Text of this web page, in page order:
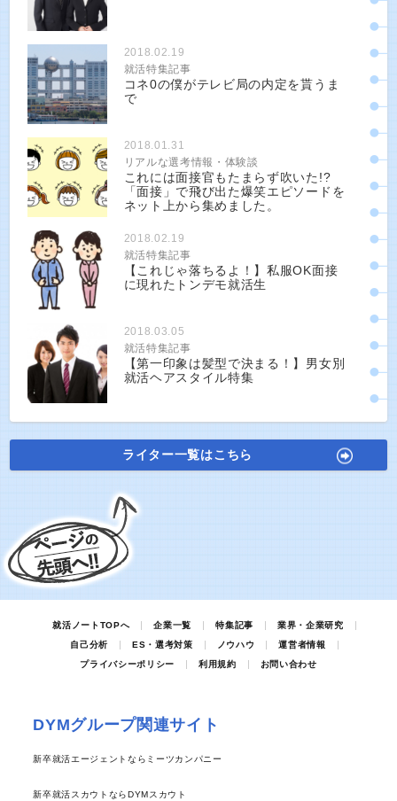
2018.02.19
就活特集記事
コネ0の僕がテレビ局の内定を貰うま
で
2018.01.31
リアルな選考情報・体験談
これには面接官もたまらず吹いた!?
「面接」で飛び出た爆笑エピソードを
ネット上から集めました。
2018.02.19
就活特集記事
【これじゃ落ちるよ！】私服OK面接
に現れたトンデモ就活生
2018.03.05
就活特集記事
【第一印象は髪型で決まる！】男女別
就活ヘアスタイル特集
ライター一覧はこちら
就活ノートTOPへ 企業一覧 特集記事
業界・企業研究
自己分析
ES・選考対策 ノウハウ
運営者情報
プライバシーポリシー
利用規約 お問い合わせ
DYMグループ関連サイト
新卒就活エージェントならミーツカンパニー
新卒就活スカウトならDYMスカウト